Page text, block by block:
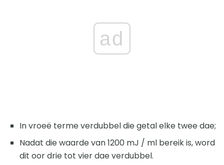
ad
In vroeë terme verdubbel die getal elke twee dae;
Nadat die waarde van 1200 mJ / ml bereik is, word
dit oor drie tot vier dae verdubbel.